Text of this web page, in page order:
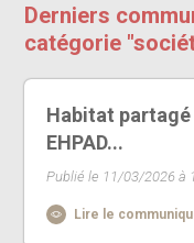
Derniers
catégorie
Habitat partagé
EHPAD...
Publié le 11/03/2026 à
Lire le